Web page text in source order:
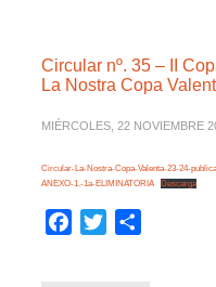
Circular nº. 35 – II
La Nostra Copa
MIÉRCOLES, 22 NOVIEMBRE
Circular-La-Nostra-Copa-Valenta-23-24-
ANEXO-1.-1a-ELIMINATORIA
Descarga
Facebook
Twitter